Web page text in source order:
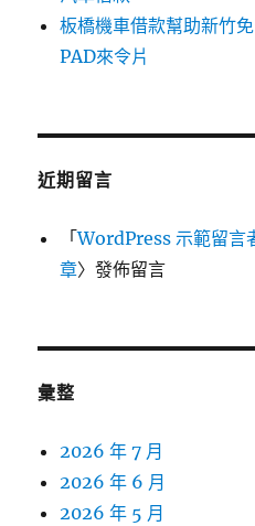
板橋機車借款幫助新竹
PAD來令片
近期留言
「WordPress 示範留言
章〉發佈留言
彙整
2026 年 7 月
2026 年 6 月
2026 年 5 月